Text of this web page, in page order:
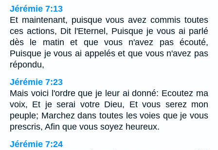
Jérémie 7:13
Et maintenant, puisque vous avez commis toutes
ces actions, Dit l'Eternel, Puisque je vous ai parlé
dès le matin et que vous n'avez pas écouté,
Puisque je vous ai appelés et que vous n'avez pas
répondu,
Jérémie 7:23
Mais voici l'ordre que je leur ai donné: Ecoutez ma
voix, Et je serai votre Dieu, Et vous serez mon
peuple; Marchez dans toutes les voies que je vous
prescris, Afin que vous soyez heureux.
Jérémie 7:24